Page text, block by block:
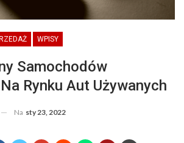
WPISY
Samochodów
Rynku Aut Używanych
Na sty 23, 2022